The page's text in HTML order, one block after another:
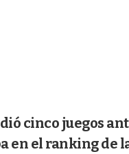
cinco juegos
en el ranking de